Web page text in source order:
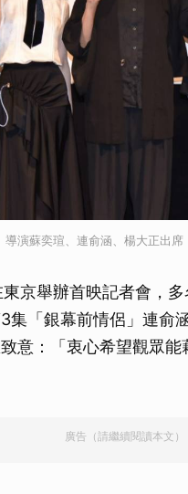
演蘇奕瑄、連俞涵、楊大正出
京舉辦首映記者會，
集「銀幕前情侶」連俞
意：「衷心希望觀眾
廣告（請繼續閱讀本文）